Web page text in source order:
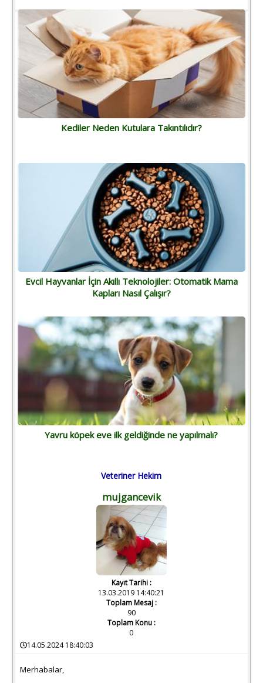
Kediler Neden Kutulara Takıntılıdır?
Evcil Hayvanlar İçin Akıllı Teknolojiler: Otomatik Mama
Kapları Nasıl Çalışır?
Yavru köpek eve ilk geldiğinde ne yapılmalı?
Veteriner Hekim
mujgancevik
Kayıt Tarihi :
13.03.2019 14:40:21
Toplam Mesaj :
90
Toplam Konu :
0
14.05.2024 18:40:03
Merhabalar,